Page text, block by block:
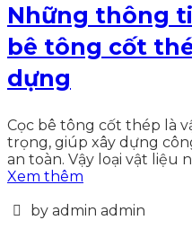
Những thông
bê tông cốt
dựng
Cọc bê tông cốt thép là
trọng, giúp xây dựng
an toàn. Vậy loại vật liệu
Xem thêm
by admin admin